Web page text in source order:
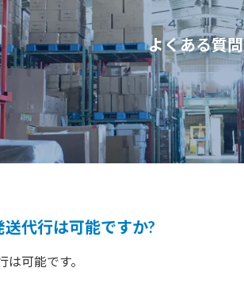
よくある質問
代行は可能ですか?
可能です。